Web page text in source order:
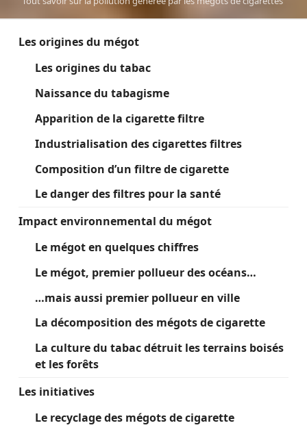
Les origines du mégot
Les origines du tabac
Naissance du tabagisme
Apparition de la cigarette filtre
Industrialisation des cigarettes filtres
Composition d’un filtre de cigarette
Le danger des filtres pour la santé
Impact environnemental du mégot
Le mégot en quelques chiffres
Le mégot, premier pollueur des océans…
…mais aussi premier pollueur en ville
La décomposition des mégots de cigarette
La culture du tabac détruit les terrains boisés
et les forêts
Les initiatives
Le recyclage des mégots de cigarette